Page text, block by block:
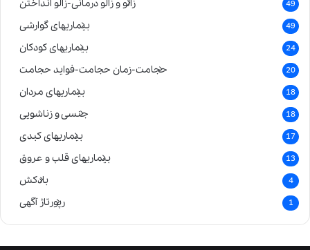
زالو و زالو درمانی-زالو انداختن 49
بیماریهای گوارشی 49
بیماریهای کودکان 24
حجامت-زمان حجامت-فواید حجامت 20
بیماریهای مردان 18
جنسی و زناشویی 18
بیماریهای کبدی 17
بیماریهای قلب و عروق 13
بادکش 4
رپورتاژ آگهی 1